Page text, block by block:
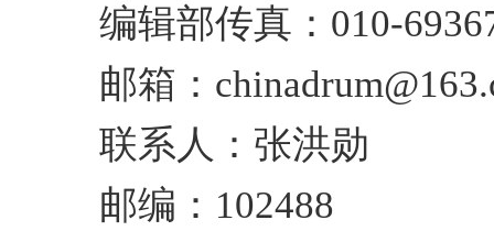
编辑部传真：010-
邮箱：
联系人：张洪勋
邮编：102488